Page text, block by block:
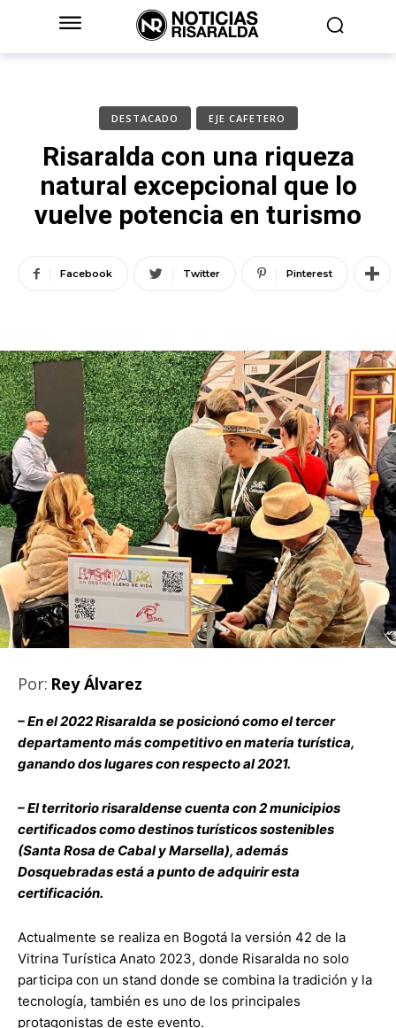
DESTACADO EJE CAFETERO
Risaralda con una riqueza
natural excepcional que lo
vuelve potencia en turismo
Facebook Twitter Pinterest
Por: Rey Álvarez
– En el 2022 Risaralda se posicionó como el tercer
departamento más competitivo en materia turística,
ganando dos lugares con respecto al 2021.
– El territorio risaraldense cuenta con 2 municipios
certificados como destinos turísticos sostenibles
(Santa Rosa de Cabal y Marsella), además
Dosquebradas está a punto de adquirir esta
certificación.
Actualmente se realiza en Bogotá la versión 42 de la
Vitrina Turística Anato 2023, donde Risaralda no solo
participa con un stand donde se combina la tradición y la
tecnología, también es uno de los principales
protagonistas de este evento.